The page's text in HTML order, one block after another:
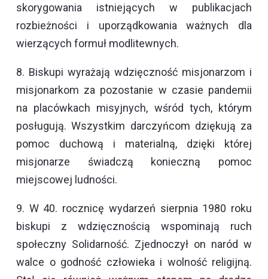
skorygowania istniejących w publikacjach
rozbieżności i uporządkowania ważnych dla
wierzących formuł modlitewnych.
8. Biskupi wyrażają wdzięczność misjonarzom i
misjonarkom za pozostanie w czasie pandemii
na placówkach misyjnych, wśród tych, którym
posługują. Wszystkim darczyńcom dziękują za
pomoc duchową i materialną, dzięki której
misjonarze świadczą konieczną pomoc
miejscowej ludności.
9. W 40. rocznicę wydarzeń sierpnia 1980 roku
biskupi z wdzięcznością wspominają ruch
społeczny Solidarność. Zjednoczył on naród w
walce o godność człowieka i wolność religijną.